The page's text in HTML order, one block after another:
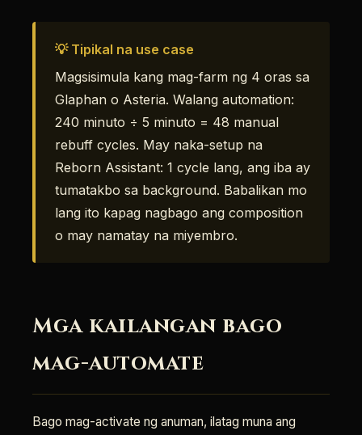
💡 Tipikal na use case
Magsisimula kang mag-farm ng 4 oras sa
Glaphan o Asteria. Walang automation:
240 minuto ÷ 5 minuto = 48 manual
rebuff cycles. May naka-setup na
Reborn Assistant: 1 cycle lang, ang iba ay
tumatakbo sa background. Babalikan mo
lang ito kapag nagbago ang composition
o may namatay na miyembro.
Mga kailangan bago
mag-automate
Bago mag-activate ng anuman, ilatag muna ang